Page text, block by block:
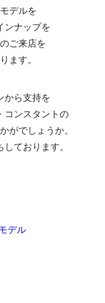
モデルを
ンナップを
ご来店を
ます。
から支持を
コンスタントの
がでしょうか。
ております。
デル